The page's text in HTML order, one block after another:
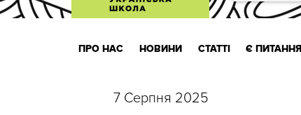
ПРО НАС НОВИНИ СТАТТІ Є ПИТАННЯ
7 Серпня 2025